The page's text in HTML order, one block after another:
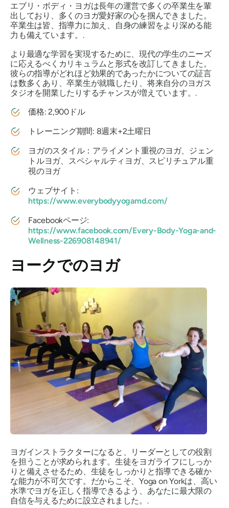
エブリ・ボディ・ヨガは長年の運営で多くの卒業生を輩
出しており、多くのヨガ愛好家の心を掴んできました。
卒業生は皆、指導力に加え、自身の練習をより深める能
力も備えています。.
より最適な学習を実現するために、現代の学生のニーズ
に応えるべくカリキュラムと形式を改訂してきました。
彼らの指導がどれほど効果的であったかについての証言
は数多くあり、卒業生が就職したり、将来自分のヨガス
タジオを開業したりするチャンスが増えています。.
価格: 2,900ドル
トレーニング期間: 8週末+2土曜日
ヨガのスタイル：アライメント重視のヨガ、ジェン
トルヨガ、スペシャルティヨガ、スピリチュアル重
視のヨガ
ウェブサイト:
https://www.everybodyyogamd.com/
Facebookページ:
https://www.facebook.com/Every-Body-Yoga-and-
Wellness-226908148941/
ヨークでのヨガ
ヨガインストラクターになると、リーダーとしての役割
を担うことが求められます。生徒をヨガライフにしっか
りと備えさせるため、生徒をしっかりと指導できる確か
な能力が不可欠です。だからこそ、Yoga on Yorkは、高い
水準でヨガを正しく指導できるよう、あなたに最大限の
自信を与えるために設立されました。.